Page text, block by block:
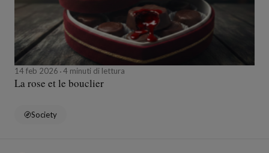
14 feb 2026 4 minuti di lettura
La rose et le bouclier
Society